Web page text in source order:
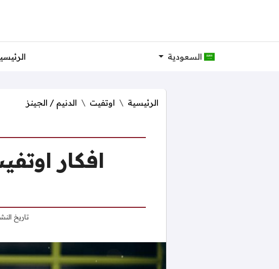
السعودية
الرئيسية اوتفيت الدنيم / الجينز
افكار
تاريخ